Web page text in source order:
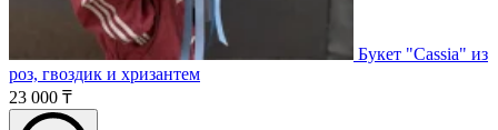
Букет "Cassia" из
роз, гвоздик и хризантем
23 000 ₸